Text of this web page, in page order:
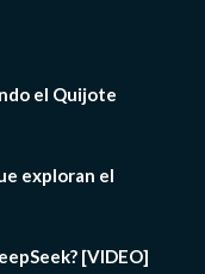
el Quijote
exploran el
[VIDEO]